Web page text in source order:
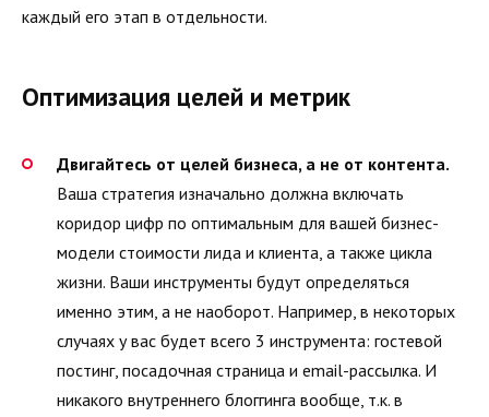
каждый его этап в отдельности.
Оптимизация целей и метрик
Двигайтесь от целей бизнеса, а не от контента.
Ваша стратегия изначально должна включать
коридор цифр по оптимальным для вашей бизнес-
модели стоимости лида и клиента, а также цикла
жизни. Ваши инструменты будут определяться
именно этим, а не наоборот. Например, в некоторых
случаях у вас будет всего 3 инструмента: гостевой
постинг, посадочная страница и email-рассылка. И
никакого внутреннего блоггинга вообще, т.к. в